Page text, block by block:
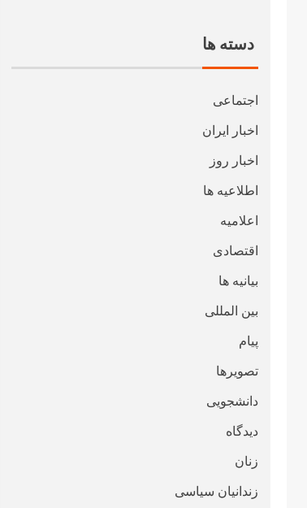
دسته ها
اجتماعی
اخبار ایران
اخبار روز
اطلاعیه ها
اعلامیه
اقتصادی
بیانیه ها
بین المللی
پیام
تصویرها
دانشجویی
دیدگاه
زنان
زندانیان سیاسی